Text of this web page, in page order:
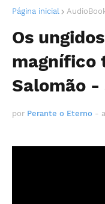
Página inicial
Os
magnífico
Salomão
por Perante o Eterno -